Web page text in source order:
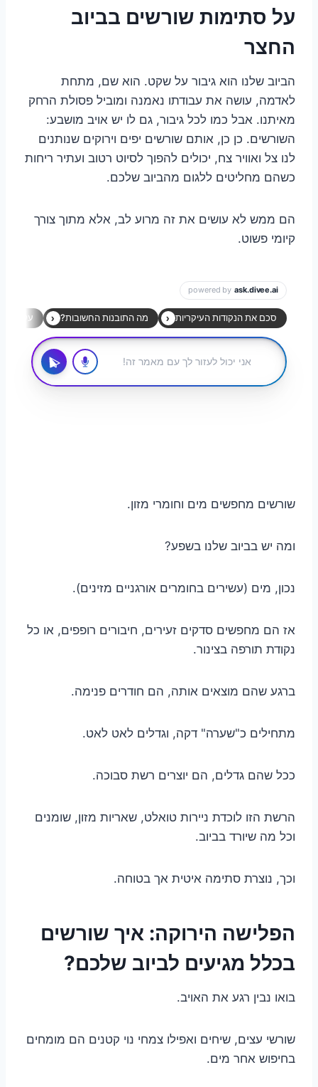
על סתימות שורשים בביוב
החצר
הביוב שלנו הוא גיבור על שקט. הוא שם, מתחת
לאדמה, עושה את עבודתו נאמנה ומוביל פסולת הרחק
מאיתנו. אבל כמו לכל גיבור, גם לו יש אויב מושבע:
השורשים. כן כן, אותם שורשים יפים וירוקים שנותנים
לנו צל ואוויר צח, יכולים להפוך לסיוט רטוב ועתיר ריחות
כשהם מחליטים ללגום מהביוב שלכם.
הם ממש לא עושים את זה מרוע לב, אלא מתוך צורך
קיומי פשוט.
שורשים מחפשים מים וחומרי מזון.
ומה יש בביוב שלנו בשפע?
נכון, מים (עשירים בחומרים אורגניים מזינים).
אז הם מחפשים סדקים זעירים, חיבורים רופפים, או כל
נקודת תורפה בצינור.
ברגע שהם מוצאים אותה, הם חודרים פנימה.
מתחילים כ"שערה" דקה, וגדלים לאט לאט.
ככל שהם גדלים, הם יוצרים רשת סבוכה.
הרשת הזו לוכדת ניירות טואלט, שאריות מזון, שומנים
וכל מה שיורד בביוב.
וכך, נוצרת סתימה איטית אך בטוחה.
הפלישה הירוקה: איך שורשים
בכלל מגיעים לביוב שלכם?
בואו נבין רגע את האויב.
שורשי עצים, שיחים ואפילו צמחי נוי קטנים הם מומחים
בחיפוש אחר מים.